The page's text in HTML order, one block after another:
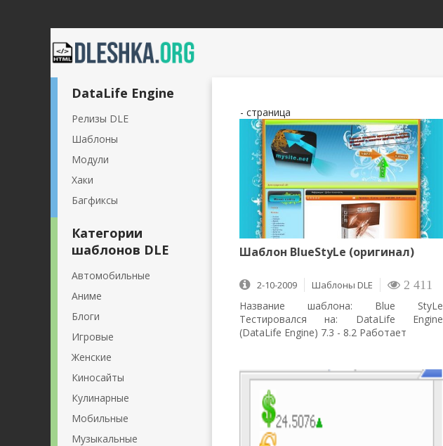
- страница
Шаблон BlueStyLe (оригинал)
2-10-2009 Шаблоны DLE 2 411
Название шаблона: Blue StyLe
Тестировался на: DataLife Engine
(DataLife Engine) 7.3 - 8.2 Работает
DataLife Engine
Релизы DLE
Шаблоны
Модули
Хаки
Багфиксы
Категории
шаблонов DLE
Автомобильные
Аниме
Блоги
Игровые
Женские
Киносайты
Кулинарные
Мобильные
Музыкальные